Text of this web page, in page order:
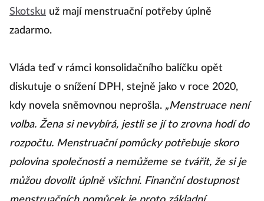
Skotsku už mají menstruační potřeby úplně
zadarmo.
Vláda teď v rámci konsolidačního balíčku opět
diskutuje o snížení DPH, stejně jako v roce 2020,
kdy novela sněmovnou neprošla. „Menstruace není
volba. Žena si nevybírá, jestli se jí to zrovna hodí do
rozpočtu. Menstruační pomůcky potřebuje skoro
polovina společnosti a nemůžeme se tvářit, že si je
můžou dovolit úplně všichni. Finanční dostupnost